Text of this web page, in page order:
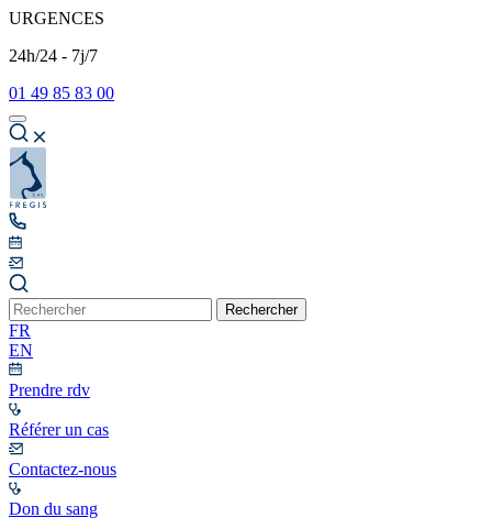
URGENCES
24h/24 - 7j/7
01 49 85 83 00
Rechercher
FR
EN
Prendre rdv
Référer un cas
Contactez-nous
Don du sang